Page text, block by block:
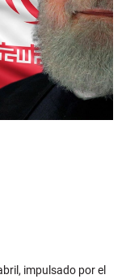
impulsado por el